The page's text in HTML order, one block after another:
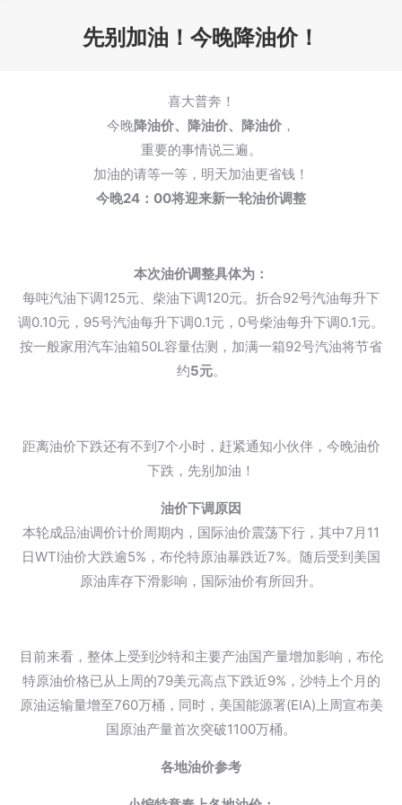
先别加油！今晚降油价！
喜大普奔！
今晚降油价、降油价、降油价 ，
重要的事情说三遍。
加油的请等一等，明天加油更省钱！
今晚24：00将迎来新一轮油价调整
本次油价调整具体为：
每吨汽油下调125元、柴油下调120元。折合92号汽油每升下
调0.10元，95号汽油每升下调0.1元，0号柴油每升下调0.1元。
按一般家用汽车油箱50L容量估测，加满一箱92号汽油将节省
约5元。
距离油价下跌还有不到7个小时，赶紧通知小伙伴，今晚油价
下跌，先别加油！
油价下调原因
本轮成品油调价计价周期内，国际油价震荡下行，其中7月11
日WTI油价大跌逾5%，布伦特原油暴跌近7%。随后受到美国
原油库存下滑影响，国际油价有所回升。
目前来看，整体上受到沙特和主要产油国产量增加影响，布伦
特原油价格已从上周的79美元高点下跌近9%，沙特上个月的
原油运输量增至760万桶，同时，美国能源署(EIA)上周宣布美
国原油产量首次突破1100万桶。
各地油价参考